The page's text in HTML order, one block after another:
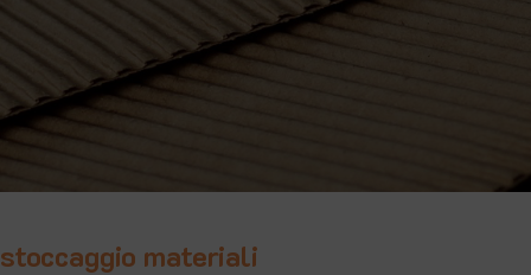
stoccaggio materiali